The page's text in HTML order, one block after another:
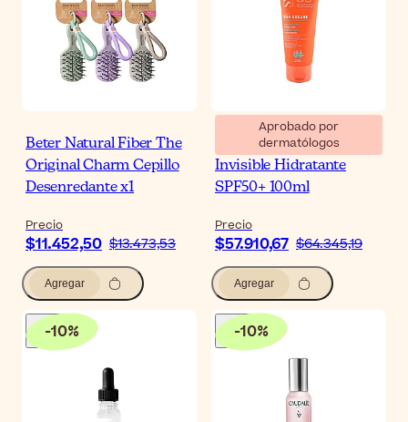
Beter Natural Fiber The
Original Charm Cepillo
Desenredante x1
Precio
$11.452,50 $13.473,53
Agregar
Aprobado por
dermatólogos
SVR Sun Secure Leche
Invisible Hidratante
SPF50+ 100ml
Precio
$57.910,67 $64.345,19
Agregar
-10% -10%